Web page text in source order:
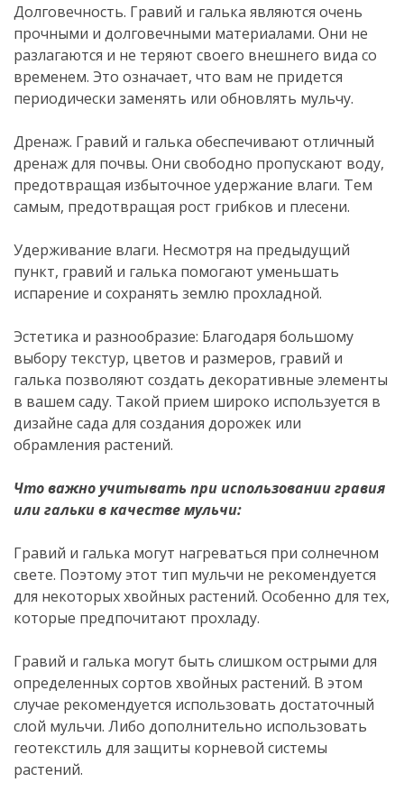
Долговечность. Гравий и галька являются очень
прочными и долговечными материалами. Они не
разлагаются и не теряют своего внешнего вида со
временем. Это означает, что вам не придется
периодически заменять или обновлять мульчу.
Дренаж. Гравий и галька обеспечивают отличный
дренаж для почвы. Они свободно пропускают воду,
предотвращая избыточное удержание влаги. Тем
самым, предотвращая рост грибков и плесени.
Удерживание влаги. Несмотря на предыдущий
пункт, гравий и галька помогают уменьшать
испарение и сохранять землю прохладной.
Эстетика и разнообразие: Благодаря большому
выбору текстур, цветов и размеров, гравий и
галька позволяют создать декоративные элементы
в вашем саду. Такой прием широко используется в
дизайне сада для создания дорожек или
обрамления растений.
Что важно учитывать при использовании гравия
или гальки в качестве мульчи:
Гравий и галька могут нагреваться при солнечном
свете. Поэтому этот тип мульчи не рекомендуется
для некоторых хвойных растений. Особенно для тех,
которые предпочитают прохладу.
Гравий и галька могут быть слишком острыми для
определенных сортов хвойных растений. В этом
случае рекомендуется использовать достаточный
слой мульчи. Либо дополнительно использовать
геотекстиль для защиты корневой системы
растений.